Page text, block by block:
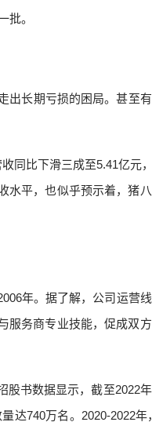
批。
出长期亏损的困局。甚至
同比下滑三成至5.41亿元
水平，也似乎预示着，猪
年。据了解，公司运营
服务商专业技能，促成双
股书数据显示，截至2022
达740万名。2020-2022